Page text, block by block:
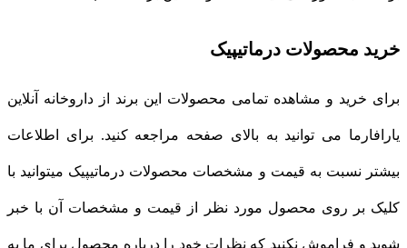
خرید محصولات درماتیپیک
برای خرید و مشاهده تمامی محصولات این برند از داروخانه آنلاین
یارافارما می توانید به بالای صفحه مراجعه کنید. برای اطلاعات
بیشتر نسبت به قیمت و مشخصات محصولات درماتیپیک میتوانید با
کلیک بر روی محصول مورد نظر از قیمت و مشخصات آن با خبر
شوید و فراموش نکنید که نظرات خود را درباره محصول برای ما به